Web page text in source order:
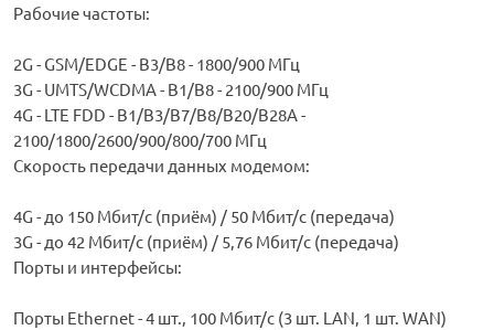
Рабочие частоты:
2G - GSM/EDGE - В3/В8 - 1800/900 МГц
3G - UMTS/WCDMA - B1/B8 - 2100/900 МГц
4G - LTE FDD - B1/B3/B7/B8/B20/B28A -
2100/1800/2600/900/800/700 МГц
Скорость передачи данных модемом:
4G - до 150 Мбит/с (приём) / 50 Мбит/с (передача)
3G - до 42 Мбит/с (приём) / 5,76 Мбит/с (передача)
Порты и интерфейсы:
Порты Ethernet - 4 шт., 100 Мбит/с (3 шт. LAN, 1 шт. WAN)